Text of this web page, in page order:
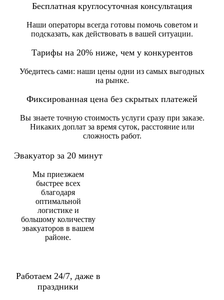
Бесплатная круглосуточная консультация
Наши операторы всегда готовы помочь советом и
подсказать, как действовать в вашей ситуации.
Тарифы на 20% ниже, чем у конкурентов
Убедитесь сами: наши цены одни из самых выгодных
на рынке.
Фиксированная цена без скрытых платежей
Вы знаете точную стоимость услуги сразу при заказе.
Никаких доплат за время суток, расстояние или
сложность работ.
Эвакуатор за 20 минут
Мы приезжаем
быстрее всех
благодаря
оптимальной
логистике и
большому количеству
эвакуаторов в вашем
районе.
Работаем 24/7, даже в
праздники